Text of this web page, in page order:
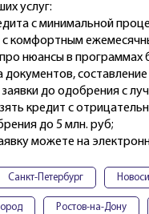
услуг:
с минимальной
комфортным
нюансы в программах
документов,
до одобрения с
кредит с
до 5 млн. руб;
можете на
Санкт-Петербург
Ростов-на-Дону